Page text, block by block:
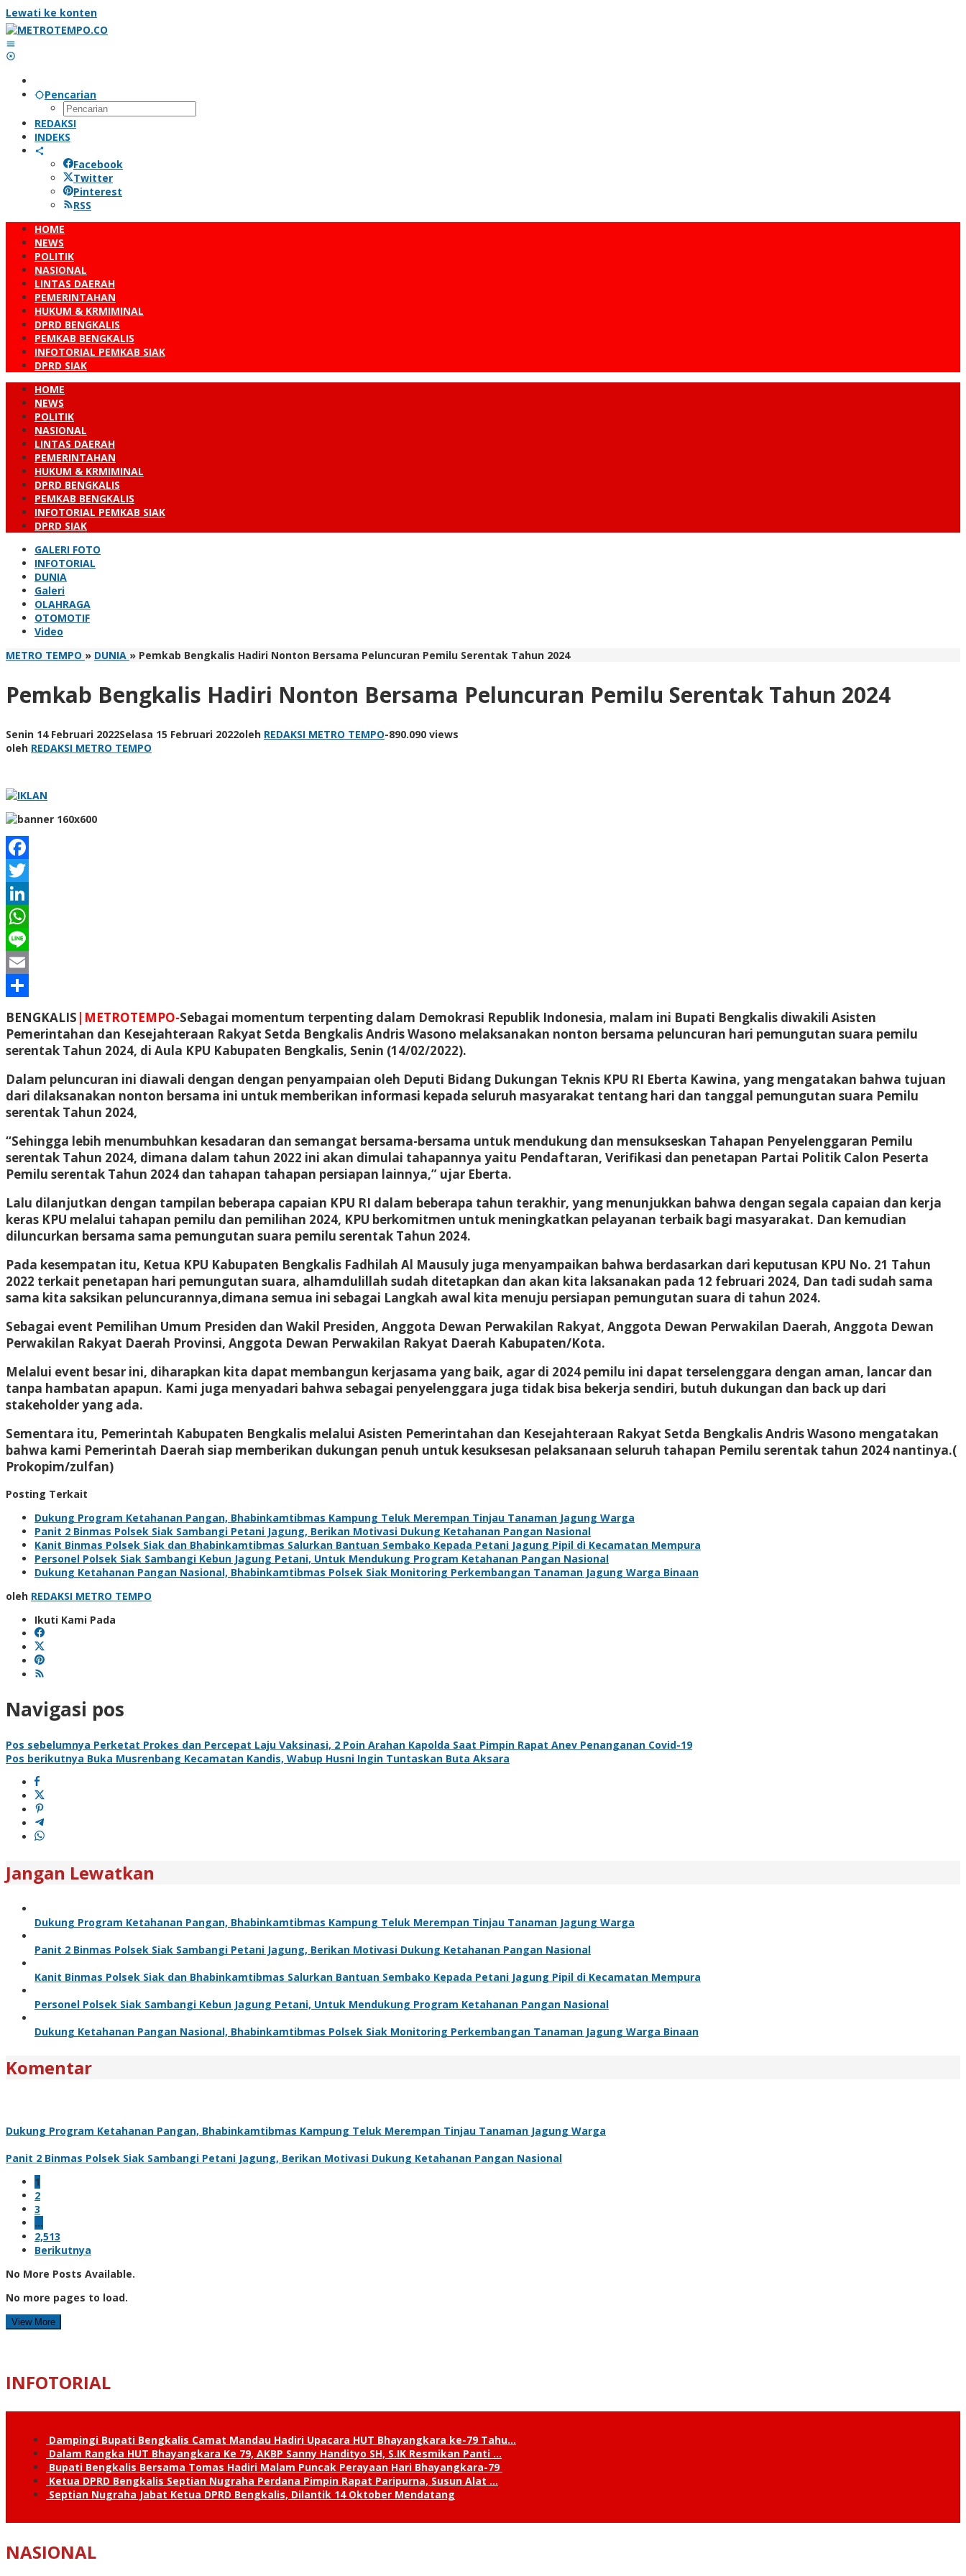
Lewati ke konten
Pencarian
REDAKSI
INDEKS
Facebook
Twitter
Pinterest
RSS
HOME
NEWS
POLITIK
NASIONAL
LINTAS DAERAH
PEMERINTAHAN
HUKUM & KRMIMINAL
DPRD BENGKALIS
PEMKAB BENGKALIS
INFOTORIAL PEMKAB SIAK
DPRD SIAK
HOME
NEWS
POLITIK
NASIONAL
LINTAS DAERAH
PEMERINTAHAN
HUKUM & KRMIMINAL
DPRD BENGKALIS
PEMKAB BENGKALIS
INFOTORIAL PEMKAB SIAK
DPRD SIAK
GALERI FOTO
INFOTORIAL
DUNIA
Galeri
OLAHRAGA
OTOMOTIF
Video
METRO TEMPO » DUNIA » Pemkab Bengkalis Hadiri Nonton Bersama Peluncuran Pemilu Serentak Tahun 2024
Pemkab Bengkalis Hadiri Nonton Bersama Peluncuran Pemilu Serentak Tahun 2024
Senin 14 Februari 2022Selasa 15 Februari 2022oleh REDAKSI METRO TEMPO-890.090 views
oleh REDAKSI METRO TEMPO
Facebook
Twitter
LinkedIn
WhatsApp
Line
Email
BENGKALIS |METROTEMPO-Sebagai momentum terpenting dalam Demokrasi Republik Indonesia, malam ini Bupati Bengkalis diwakili Asisten
Pemerintahan dan Kesejahteraan Rakyat Setda Bengkalis Andris Wasono melaksanakan nonton bersama peluncuran hari pemungutan suara pemilu
serentak Tahun 2024, di Aula KPU Kabupaten Bengkalis, Senin (14/02/2022).
Dalam peluncuran ini diawali dengan dengan penyampaian oleh Deputi Bidang Dukungan Teknis KPU RI Eberta Kawina, yang mengatakan bahwa tujuan
dari dilaksanakan nonton bersama ini untuk memberikan informasi kepada seluruh masyarakat tentang hari dan tanggal pemungutan suara Pemilu
serentak Tahun 2024,
“Sehingga lebih menumbuhkan kesadaran dan semangat bersama-bersama untuk mendukung dan mensukseskan Tahapan Penyelenggaran Pemilu
serentak Tahun 2024, dimana dalam tahun 2022 ini akan dimulai tahapannya yaitu Pendaftaran, Verifikasi dan penetapan Partai Politik Calon Peserta
Pemilu serentak Tahun 2024 dan tahapan tahapan persiapan lainnya,” ujar Eberta.
Lalu dilanjutkan dengan tampilan beberapa capaian KPU RI dalam beberapa tahun terakhir, yang menunjukkan bahwa dengan segala capaian dan kerja
keras KPU melalui tahapan pemilu dan pemilihan 2024, KPU berkomitmen untuk meningkatkan pelayanan terbaik bagi masyarakat. Dan kemudian
diluncurkan bersama sama pemungutan suara pemilu serentak Tahun 2024.
Pada kesempatan itu, Ketua KPU Kabupaten Bengkalis Fadhilah Al Mausuly juga menyampaikan bahwa berdasarkan dari keputusan KPU No. 21 Tahun
2022 terkait penetapan hari pemungutan suara, alhamdulillah sudah ditetapkan dan akan kita laksanakan pada 12 februari 2024, Dan tadi sudah sama
sama kita saksikan peluncurannya,dimana semua ini sebagai Langkah awal kita menuju persiapan pemungutan suara di tahun 2024.
Sebagai event Pemilihan Umum Presiden dan Wakil Presiden, Anggota Dewan Perwakilan Rakyat, Anggota Dewan Perwakilan Daerah, Anggota Dewan
Perwakilan Rakyat Daerah Provinsi, Anggota Dewan Perwakilan Rakyat Daerah Kabupaten/Kota.
Melalui event besar ini, diharapkan kita dapat membangun kerjasama yang baik, agar di 2024 pemilu ini dapat terselenggara dengan aman, lancar dan
tanpa hambatan apapun. Kami juga menyadari bahwa sebagai penyelenggara juga tidak bisa bekerja sendiri, butuh dukungan dan back up dari
stakeholder yang ada.
Sementara itu, Pemerintah Kabupaten Bengkalis melalui Asisten Pemerintahan dan Kesejahteraan Rakyat Setda Bengkalis Andris Wasono mengatakan
bahwa kami Pemerintah Daerah siap memberikan dukungan penuh untuk kesuksesan pelaksanaan seluruh tahapan Pemilu serentak tahun 2024 nantinya.(
Prokopim/zulfan)
Posting Terkait
Dukung Program Ketahanan Pangan, Bhabinkamtibmas Kampung Teluk Merempan Tinjau Tanaman Jagung Warga
Panit 2 Binmas Polsek Siak Sambangi Petani Jagung, Berikan Motivasi Dukung Ketahanan Pangan Nasional
Kanit Binmas Polsek Siak dan Bhabinkamtibmas Salurkan Bantuan Sembako Kepada Petani Jagung Pipil di Kecamatan Mempura
Personel Polsek Siak Sambangi Kebun Jagung Petani, Untuk Mendukung Program Ketahanan Pangan Nasional
Dukung Ketahanan Pangan Nasional, Bhabinkamtibmas Polsek Siak Monitoring Perkembangan Tanaman Jagung Warga Binaan
oleh REDAKSI METRO TEMPO
Ikuti Kami Pada
Navigasi pos
Pos sebelumnya Perketat Prokes dan Percepat Laju Vaksinasi, 2 Poin Arahan Kapolda Saat Pimpin Rapat Anev Penanganan Covid-19
Pos berikutnya Buka Musrenbang Kecamatan Kandis, Wabup Husni Ingin Tuntaskan Buta Aksara
Jangan Lewatkan
Dukung Program Ketahanan Pangan, Bhabinkamtibmas Kampung Teluk Merempan Tinjau Tanaman Jagung Warga
Panit 2 Binmas Polsek Siak Sambangi Petani Jagung, Berikan Motivasi Dukung Ketahanan Pangan Nasional
Kanit Binmas Polsek Siak dan Bhabinkamtibmas Salurkan Bantuan Sembako Kepada Petani Jagung Pipil di Kecamatan Mempura
Personel Polsek Siak Sambangi Kebun Jagung Petani, Untuk Mendukung Program Ketahanan Pangan Nasional
Dukung Ketahanan Pangan Nasional, Bhabinkamtibmas Polsek Siak Monitoring Perkembangan Tanaman Jagung Warga Binaan
Komentar
Dukung Program Ketahanan Pangan, Bhabinkamtibmas Kampung Teluk Merempan Tinjau Tanaman Jagung Warga
Panit 2 Binmas Polsek Siak Sambangi Petani Jagung, Berikan Motivasi Dukung Ketahanan Pangan Nasional
1
2
3
…
2,513
Berikutnya
No More Posts Available.
No more pages to load.
View More
INFOTORIAL
Dampingi Bupati Bengkalis Camat Mandau Hadiri Upacara HUT Bhayangkara ke-79 Tahu…
Dalam Rangka HUT Bhayangkara Ke 79, AKBP Sanny Handityo SH, S.IK Resmikan Panti …
Bupati Bengkalis Bersama Tomas Hadiri Malam Puncak Perayaan Hari Bhayangkara-79
Ketua DPRD Bengkalis Septian Nugraha Perdana Pimpin Rapat Paripurna, Susun Alat …
Septian Nugraha Jabat Ketua DPRD Bengkalis, Dilantik 14 Oktober Mendatang
NASIONAL